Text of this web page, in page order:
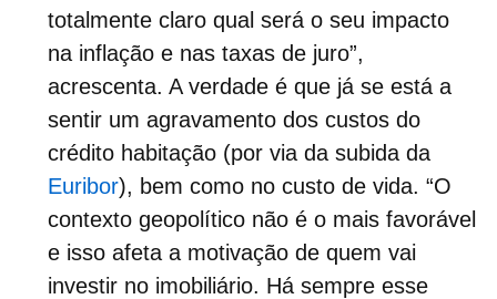
totalmente claro qual será o seu impacto
na inflação e nas taxas de juro”,
acrescenta. A verdade é que já se está a
sentir um agravamento dos custos do
crédito habitação (por via da subida da
Euribor), bem como no custo de vida. “O
contexto geopolítico não é o mais favorável
e isso afeta a motivação de quem vai
investir no imobiliário. Há sempre esse